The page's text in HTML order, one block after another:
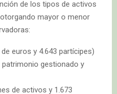
de los tipos de activos
mayor o menor
euros y 4.643 partícipes)
patrimonio gestionado y
de activos y 1.673